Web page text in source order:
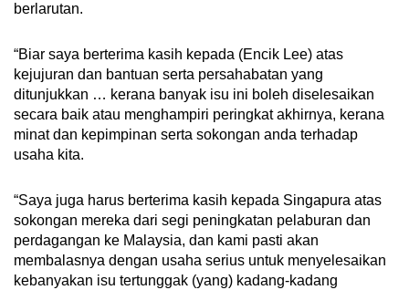
berlarutan.
“Biar saya berterima kasih kepada (Encik Lee) atas
kejujuran dan bantuan serta persahabatan yang
ditunjukkan … kerana banyak isu ini boleh diselesaikan
secara baik atau menghampiri peringkat akhirnya, kerana
minat dan kepimpinan serta sokongan anda terhadap
usaha kita.
“Saya juga harus berterima kasih kepada Singapura atas
sokongan mereka dari segi peningkatan pelaburan dan
perdagangan ke Malaysia, dan kami pasti akan
membalasnya dengan usaha serius untuk menyelesaikan
kebanyakan isu tertunggak (yang) kadang-kadang